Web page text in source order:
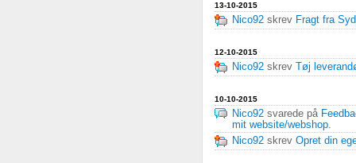
13-10-2015
Nico92 skrev Fragt fra
12-10-2015
Nico92 skrev Tøj
10-10-2015
Nico92 svarede på
mit website/webshop.
Nico92 skrev Opret din